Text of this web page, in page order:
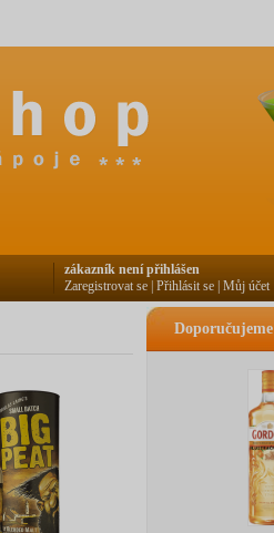
Doporučujeme
zákazník není přihlášen
Zaregistrovat se Přihlásit se Můj účet